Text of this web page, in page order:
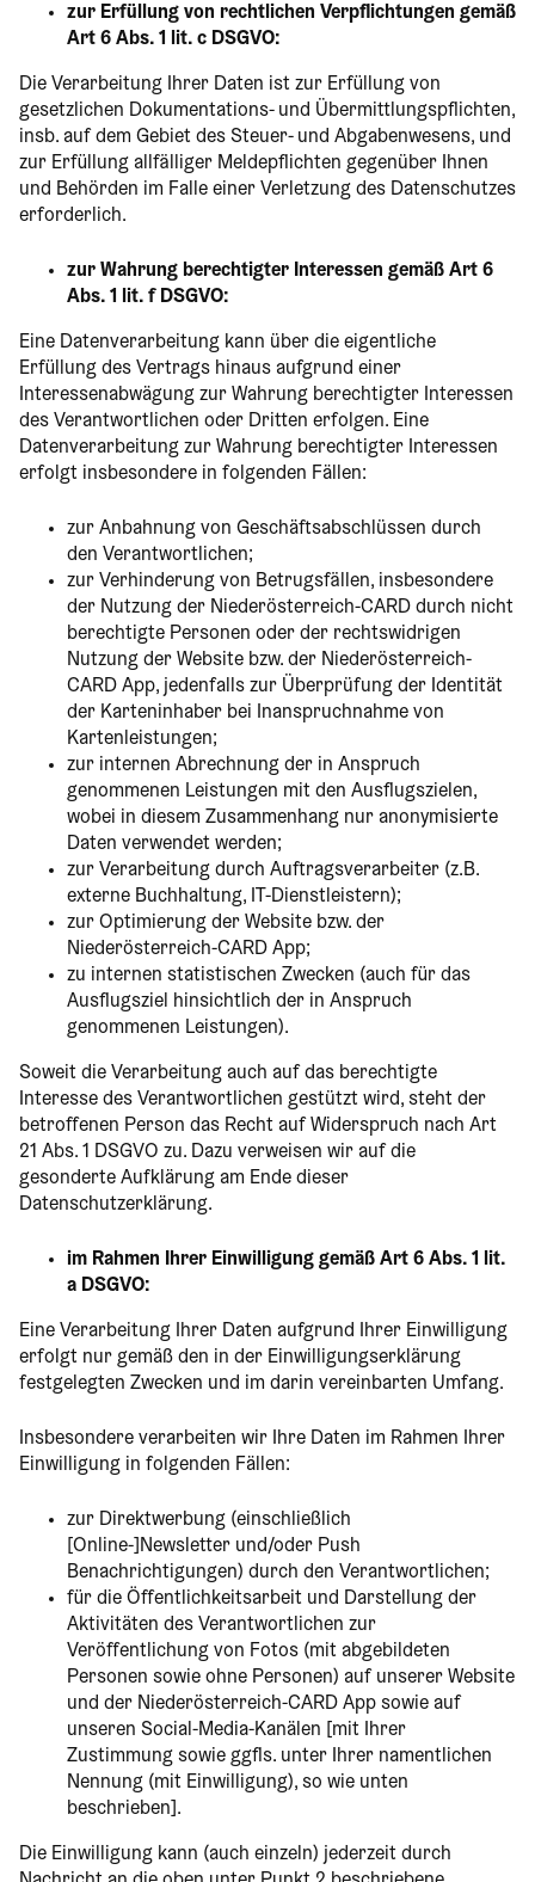
zur Erfüllung von rechtlichen Verpflichtungen gemäß
Art 6 Abs. 1 lit. c DSGVO:
Die Verarbeitung Ihrer Daten ist zur Erfüllung von
gesetzlichen Dokumentations- und Übermittlungspflichten,
insb. auf dem Gebiet des Steuer- und Abgabenwesens, und
zur Erfüllung allfälliger Meldepflichten gegenüber Ihnen
und Behörden im Falle einer Verletzung des Datenschutzes
erforderlich.
zur Wahrung berechtigter Interessen gemäß Art 6
Abs. 1 lit. f DSGVO:
Eine Datenverarbeitung kann über die eigentliche
Erfüllung des Vertrags hinaus aufgrund einer
Interessenabwägung zur Wahrung berechtigter Interessen
des Verantwortlichen oder Dritten erfolgen. Eine
Datenverarbeitung zur Wahrung berechtigter Interessen
erfolgt insbesondere in folgenden Fällen:
zur Anbahnung von Geschäftsabschlüssen durch
den Verantwortlichen;
zur Verhinderung von Betrugsfällen, insbesondere
der Nutzung der Niederösterreich-CARD durch nicht
berechtigte Personen oder der rechtswidrigen
Nutzung der Website bzw. der Niederösterreich-
CARD App, jedenfalls zur Überprüfung der Identität
der Karteninhaber bei Inanspruchnahme von
Kartenleistungen;
zur internen Abrechnung der in Anspruch
genommenen Leistungen mit den Ausflugszielen,
wobei in diesem Zusammenhang nur anonymisierte
Daten verwendet werden;
zur Verarbeitung durch Auftragsverarbeiter (z.B.
externe Buchhaltung, IT-Dienstleistern);
zur Optimierung der Website bzw. der
Niederösterreich-CARD App;
zu internen statistischen Zwecken (auch für das
Ausflugsziel hinsichtlich der in Anspruch
genommenen Leistungen).
Soweit die Verarbeitung auch auf das berechtigte
Interesse des Verantwortlichen gestützt wird, steht der
betroffenen Person das Recht auf Widerspruch nach Art
21 Abs. 1 DSGVO zu. Dazu verweisen wir auf die
gesonderte Aufklärung am Ende dieser
Datenschutzerklärung.
im Rahmen Ihrer Einwilligung gemäß Art 6 Abs. 1 lit.
a DSGVO:
Eine Verarbeitung Ihrer Daten aufgrund Ihrer Einwilligung
erfolgt nur gemäß den in der Einwilligungserklärung
festgelegten Zwecken und im darin vereinbarten Umfang.
Insbesondere verarbeiten wir Ihre Daten im Rahmen Ihrer
Einwilligung in folgenden Fällen:
zur Direktwerbung (einschließlich
[Online-]Newsletter und/oder Push
Benachrichtigungen) durch den Verantwortlichen;
für die Öffentlichkeitsarbeit und Darstellung der
Aktivitäten des Verantwortlichen zur
Veröffentlichung von Fotos (mit abgebildeten
Personen sowie ohne Personen) auf unserer Website
und der Niederösterreich-CARD App sowie auf
unseren Social-Media-Kanälen [mit Ihrer
Zustimmung sowie ggfls. unter Ihrer namentlichen
Nennung (mit Einwilligung), so wie unten
beschrieben].
Die Einwilligung kann (auch einzeln) jederzeit durch